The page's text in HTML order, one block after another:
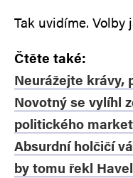
Tak uvidíme. Volby
Čtěte také:
Neurážejte krávy,
Novotný se vylíhl
politického
Absurdní holčičí
by tomu řekl